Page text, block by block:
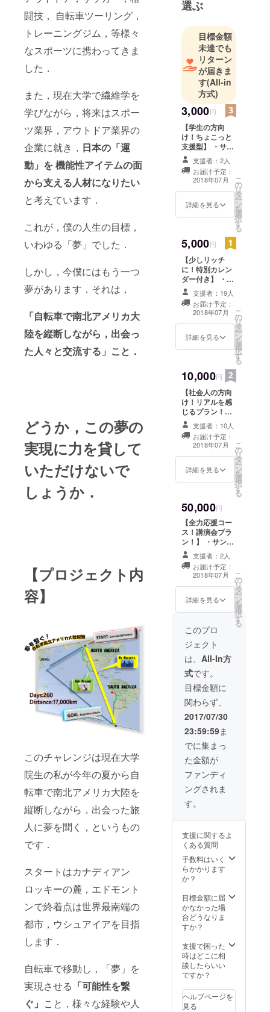
闘技， 自転車ツーリング，
トレーニングジム，等様々
なスポーツに携わってきま
した．
また，現在大学で繊維学を
学びながら，将来はスポー
ツ業界，アウトドア業界の
企業に就き， 日本の「運
動」を 機能性アイテムの面
から支える人材になりたい
と考えています．
これが，僕の人生の目標，
いわゆる「夢」でした．
しかし，今僕にはもう一つ
夢があります．それは，
「自転車で南北アメリカ大
陸を縦断しながら，出会っ
た人々と交流する」こと．
どうか，この夢の
実現に力を貸して
いただけないで
しょうか．
【プロジェクト内
容】
このチャレンジは現在大学
院生の私が今年の夏から自
転車で南北アメリカ大陸を
縦断しながら，出会った旅
人に夢を聞く，というもの
です．
スタートはカナディアン
ロッキーの麓，エドモント
ンで終着点は世界最南端の
都市，ウシュアイアを目指
します．
自転車で移動し，「夢」を
実現させる 「可能性を繋
ぐ」 こと，様々な経験や人
野宿，モリ
突き，シュ
ノーケリン
グ，バック
パッカーを
体験してき
て，一番自
分にしっく
り来たのが
「自転車
旅」でし
た．
現在，23
歳．まだま
ことに挑戦
選ぶ
目標金額
未達でも
リターン
が届きま
す(All-in
方式)
3,000円
【学生の方向
け！ちょこっと
支援型】 ・サン
クスメール ・
旗に名前記入 ・
あなたの「夢」
・ポストカード5
枚セット ＊画像
はイメージで
支援者：2人
お届け予定：
2018年07月
詳細を見る
こ
の
リ
タ
ー
ン
を
選
択
す
る
5,000円
【少しリッチ
に！特別カレン
ダー付き】 ・サ
ンクスメール ・
旗に名前記入 ・
あなたの「夢」
・ポストカード5
枚 ・特別カレン
ダー
支援者：19人
お届け予定：
2018年07月
詳細を見る
こ
の
リ
タ
ー
ン
を
選
択
す
る
10,000円
【社会人の方向
け！リアルを感
じるプラン！】
・サンクスメー
ル ・旗に名前記
入 ・あなたの
「夢」 ・ポスト
カード5枚セット
・特別カレン
支援者：10人
お届け予定：
2018年07月
詳細を見る
こ
の
リ
タ
ー
ン
を
選
択
す
る
50,000円
【全力応援コー
ス！講演会プラ
ン！】 ・サンク
スメール ・旗に
名前記入 ・あな
たの「夢」 ・ポ
ストカード5枚
セット ・特別カ
レンダー ・特別
グループ招待 ・
支援者：2人
お届け予定：
2018年07月
詳細を見る
こ
の
リ
タ
ー
ン
を
選
択
す
る
このプロ
ジェクト
は、 All-In方
式です。
目標金額に
関わらず、
2017/07/30
23:59:59ま
でに集まっ
た金額が
ファンディ
ングされま
す。
支援に関するよ
くある質問
手数料はいく
らかかります
か？
目標金額に届
かなかった場
合どうなりま
すか？
支援で困った
時はどこに相
談したらいい
ですか？
ヘルプページを
見る